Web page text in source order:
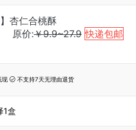
杏仁合桃酥
原价:￥9.9~27.9 快递包邮
现  不支持7天无理由退货
1盒